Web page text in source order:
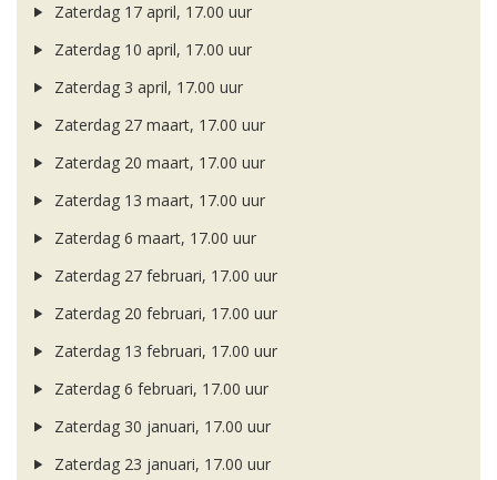
Zaterdag 17 april, 17.00 uur
Zaterdag 10 april, 17.00 uur
Zaterdag 3 april, 17.00 uur
Zaterdag 27 maart, 17.00 uur
Zaterdag 20 maart, 17.00 uur
Zaterdag 13 maart, 17.00 uur
Zaterdag 6 maart, 17.00 uur
Zaterdag 27 februari, 17.00 uur
Zaterdag 20 februari, 17.00 uur
Zaterdag 13 februari, 17.00 uur
Zaterdag 6 februari, 17.00 uur
Zaterdag 30 januari, 17.00 uur
Zaterdag 23 januari, 17.00 uur